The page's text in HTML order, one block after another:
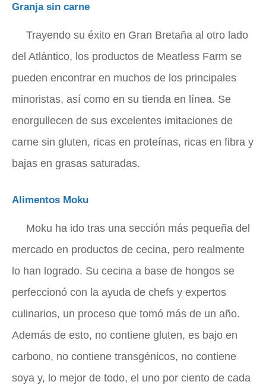
Granja sin carne
Trayendo su éxito en Gran Bretaña al otro lado
del Atlántico, los productos de Meatless Farm se
pueden encontrar en muchos de los principales
minoristas, así como en su tienda en línea. Se
enorgullecen de sus excelentes imitaciones de
carne sin gluten, ricas en proteínas, ricas en fibra y
bajas en grasas saturadas.
Alimentos Moku
Moku ha ido tras una sección más pequeña del
mercado en productos de cecina, pero realmente
lo han logrado. Su cecina a base de hongos se
perfeccionó con la ayuda de chefs y expertos
culinarios, un proceso que tomó más de un año.
Además de esto, no contiene gluten, es bajo en
carbono, no contiene transgénicos, no contiene
soya y, lo mejor de todo, el uno por ciento de cada